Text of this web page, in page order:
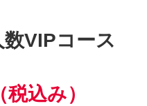
VIPコース
込み）